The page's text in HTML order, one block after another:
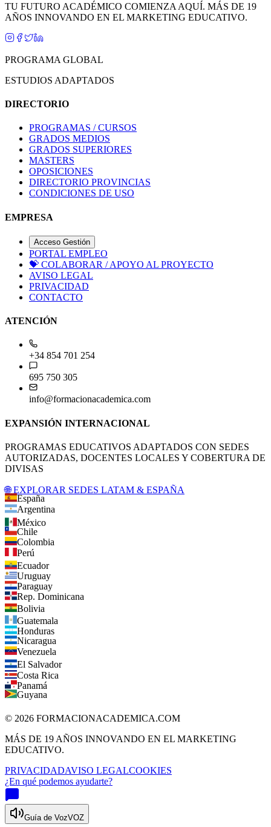
TU FUTURO ACADÉMICO COMIENZA AQUÍ. MÁS DE 19
AÑOS INNOVANDO EN EL MARKETING EDUCATIVO.
PROGRAMA GLOBAL
ESTUDIOS ADAPTADOS
DIRECTORIO
PROGRAMAS / CURSOS
GRADOS MEDIOS
GRADOS SUPERIORES
MASTERS
OPOSICIONES
DIRECTORIO PROVINCIAS
CONDICIONES DE USO
EMPRESA
Acceso Gestión
PORTAL EMPLEO
💝 COLABORAR / APOYO AL PROYECTO
AVISO LEGAL
PRIVACIDAD
CONTACTO
ATENCIÓN
+34 854 701 254
695 750 305
info@formacionacademica.com
EXPANSIÓN INTERNACIONAL
PROGRAMAS EDUCATIVOS ADAPTADOS CON SEDES
AUTORIZADAS, DOCENTES LOCALES Y COBERTURA DE
DIVISAS
🌐 EXPLORAR SEDES LATAM & ESPAÑA
España
Argentina
México
Chile
Colombia
Perú
Ecuador
Uruguay
Paraguay
Rep. Dominicana
Bolivia
Guatemala
Honduras
Nicaragua
Venezuela
El Salvador
Costa Rica
Panamá
Guyana
© 2026 FORMACIONACADEMICA.COM
MÁS DE 19 AÑOS INNOVANDO EN EL MARKETING
EDUCATIVO.
PRIVACIDADAVISO LEGALCOOKIES
¿En qué podemos ayudarte?
Guía de VozVOZ